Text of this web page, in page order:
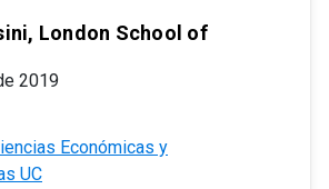
London School of
2019
Económicas y
UC